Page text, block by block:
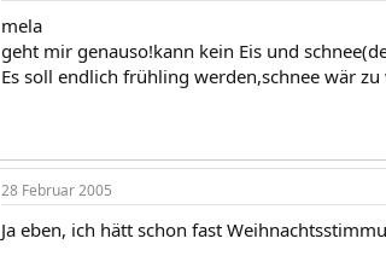
mela
geht mir genauso!kann kein Eis und
Es soll endlich frühling werden,schnee wär
28 Februar 2005
Ja eben, ich hätt schon fast